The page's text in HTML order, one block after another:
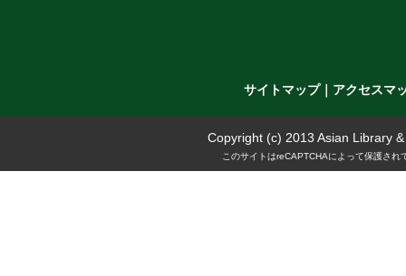
サイトマップ｜ アクセスマ
Copyright (c) 2013 Asian Library
このサイトはreCAPTCHAによって保護され